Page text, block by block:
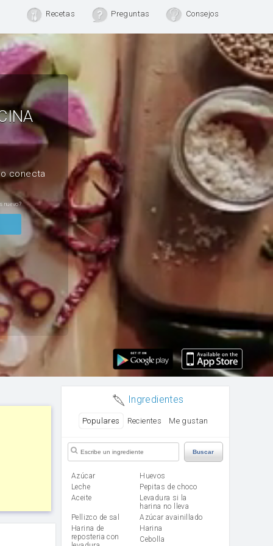
Recetas Preguntas Consejos
conecta
nuevo?
Ingredientes
Populares Recientes Me gustan
Buscar
Azúcar
huevos
leche
Pepitas de choco
aceite
Levadura si la
harina no lleva
Pellizco de sal
Azúcar avainillado
Harina de
reposteria con
harina
cebolla